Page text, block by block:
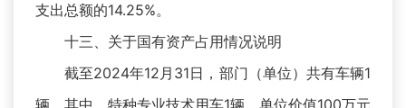
支出总额的14.25%。
十三、关于国有资产占用情况说明
截至2024年12月31日，部门（单位）共有车辆1